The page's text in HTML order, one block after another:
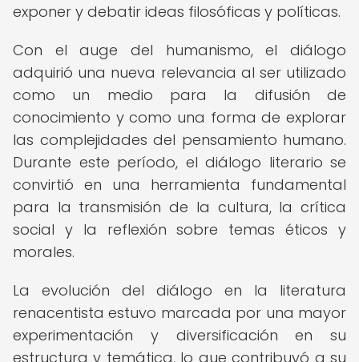
exponer y debatir ideas filosóficas y políticas.
Con el auge del humanismo, el diálogo
adquirió una nueva relevancia al ser utilizado
como un medio para la difusión de
conocimiento y como una forma de explorar
las complejidades del pensamiento humano.
Durante este período, el diálogo literario se
convirtió en una herramienta fundamental
para la transmisión de la cultura, la crítica
social y la reflexión sobre temas éticos y
morales.
La evolución del diálogo en la literatura
renacentista estuvo marcada por una mayor
experimentación y diversificación en su
estructura y temática, lo que contribuyó a su